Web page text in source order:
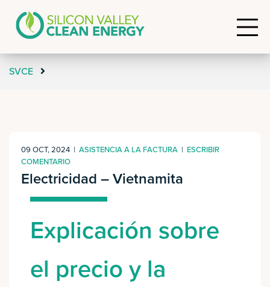
SVCE
09 OCT, 2024 | ASISTENCIA A LA FACTURA | ESCRIBIR
COMENTARIO
Electricidad – Vietnamita
Explicación sobre
el precio y la